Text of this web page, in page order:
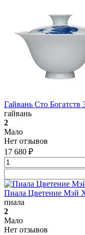
Гайвань Сто
гайвань
2
Мало
Нет отзывов
17 680 ₽
Пиала Цветение Мэй
пиала
2
Мало
Нет отзывов